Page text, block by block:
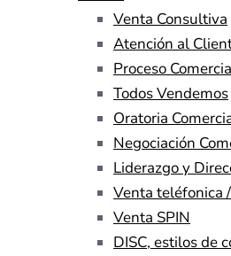
Venta Consultiva
Atención al
Proceso
Todos Vendemos
Oratoria
Negociación
Liderazgo y
Venta teléfonica
Venta SPIN
DISC, estilos de